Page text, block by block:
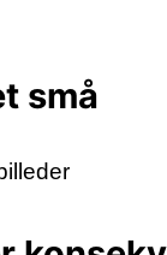
små